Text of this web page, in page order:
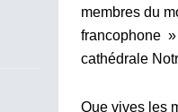
membres du
francophone »
cathédrale
Que vives les